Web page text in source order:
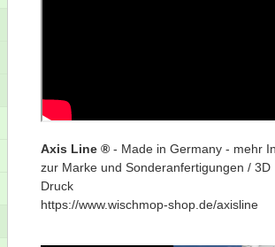
Axis Line ®- Made in Germany - mehr
zur Marke und Sonderanfertigungen / 3D
Druck
https://www.wischmop-shop.de/axisline